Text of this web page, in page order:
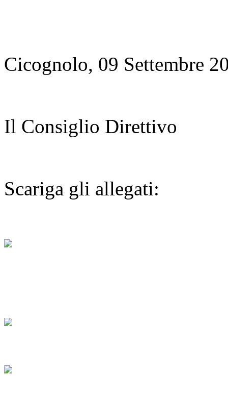
Cicognolo, 09 Settembre
Il Consiglio Direttivo
Scariga gli allegati: